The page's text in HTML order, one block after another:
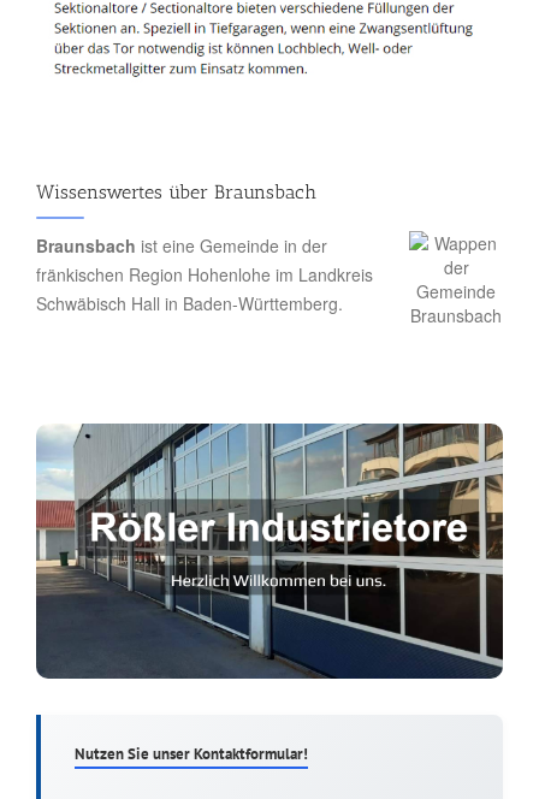
Wissenswertes über Braunsbach
Braunsbach ist eine Gemeinde in der
fränkischen Region Hohenlohe im Landkreis
Schwäbisch Hall in Baden-Württemberg.
Nutzen Sie unser Kontaktformular!